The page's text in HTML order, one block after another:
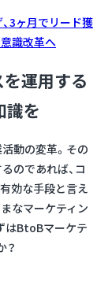
3ヶ月でリード獲
意識改革へ
運用する
識を
動の変革。その
のであれば、 コ
効な手段と言え
なマーケティン
はBtoBマーケテ
？